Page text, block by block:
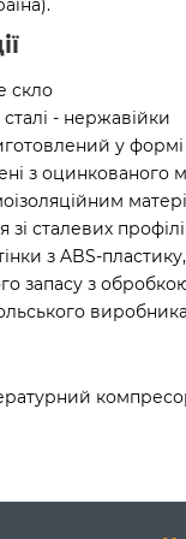
скло
- нержавійки
у формі
з оцинкованого
сталевих
з ABS-
запасу з
виробника